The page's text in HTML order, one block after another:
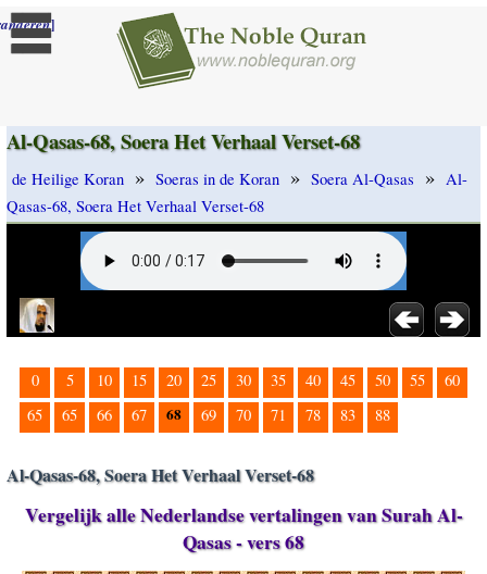
]
Al-Qasas-68, Soera Het Verhaal Verset-68
de Heilige Koran » Soeras in de Koran » Soera Al-Qasas » Al-
Qasas-68, Soera Het Verhaal Verset-68
0 5 10 15 20 25 30 35 40 45 50 55
60
65
65 66 67 68 69 70 71 78 83 88
Al-Qasas-68, Soera Het Verhaal Verset-68
Vergelijk alle Nederlandse vertalingen van Surah Al-
Qasas - vers 68